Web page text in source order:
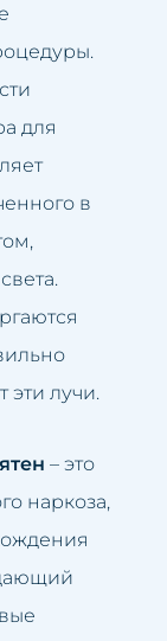
для
в
эти лучи.
– это
наркоза,